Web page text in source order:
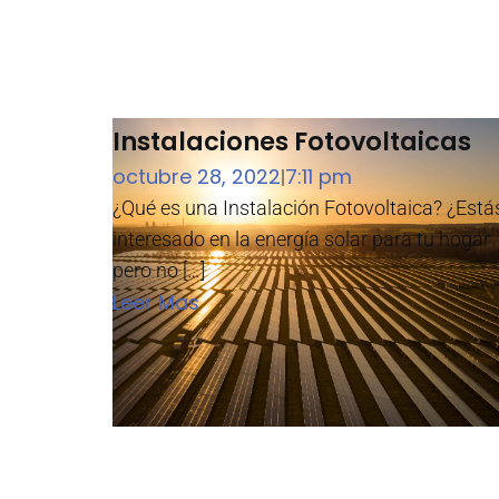
Instalaciones Fotovoltaicas
octubre 28, 2022|7:11 pm
¿Qué es una Instalación Fotovoltaica?
interesado en la energía solar para tu hogar
pero no […]
Leer Mas